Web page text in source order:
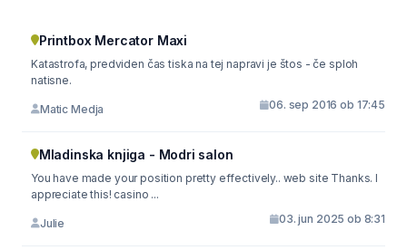
Printbox Mercator Maxi
Katastrofa, predviden čas tiska na tej napravi je štos - če sploh
natisne.
Matic Medja 06. sep 2016 ob 17:45
Mladinska knjiga - Modri salon
You have made your position pretty effectively.. web site Thanks. I
appreciate this! casino ...
Julie 03. jun 2025 ob 8:31